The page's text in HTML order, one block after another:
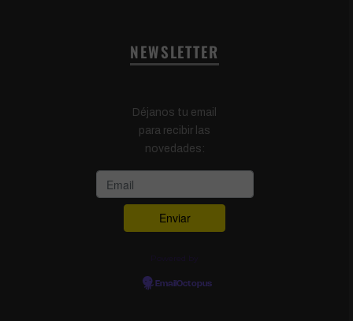
NEWSLETTER
Déjanos tu email
para recibir las
novedades:
EmailOctopus